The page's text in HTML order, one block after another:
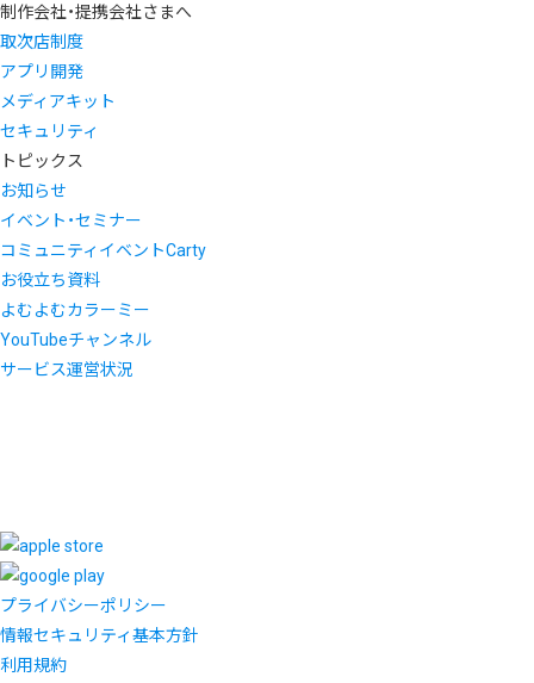
制作会社・提携会社さまへ
取次店制度
アプリ開発
メディアキット
セキュリティ
トピックス
お知らせ
イベント・セミナー
コミュニティイベントCarty
お役立ち資料
よむよむカラーミー
YouTubeチャンネル
サービス運営状況
プライバシーポリシー
情報セキュリティ基本方針
利用規約